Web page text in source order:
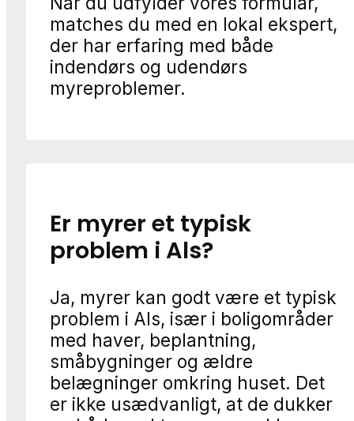
matches du med en lokal ekspert,
der har erfaring med både
indendørs og udendørs
myreproblemer.
Er myrer et typisk
problem i Als?
Ja, myrer kan godt være et typisk
problem i Als, især i boligområder
med haver, beplantning,
småbygninger og ældre
belægninger omkring huset. Det
er ikke usædvanligt, at de dukker